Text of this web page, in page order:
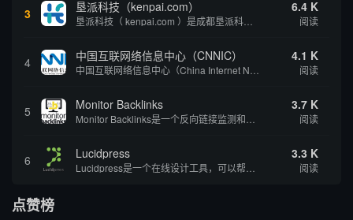
3 垦派科技（kenpai.com） 6.4 K
阅读
4 中国互联网络信息中心（CNNIC） 4.1 K
阅读
5 Monitor Backlinks 3.7 K
阅读
6 Lucidpress 3.3 K
阅读
点赞榜